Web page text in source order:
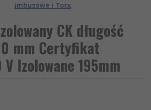
imbusowe i Torx
CK długość
mm Certyfikat
Izolowane 195mm